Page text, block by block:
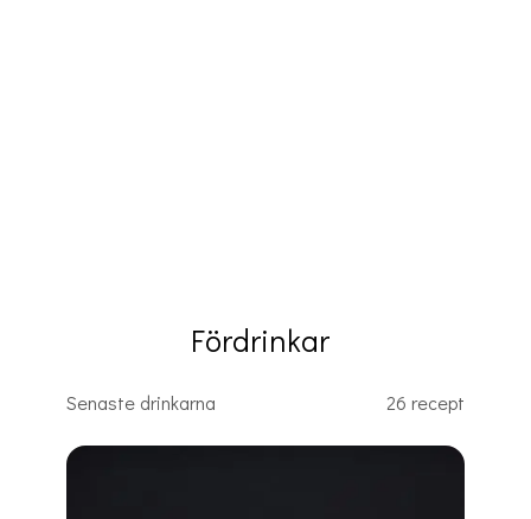
Fördrinkar
Senaste drinkarna 26 recept